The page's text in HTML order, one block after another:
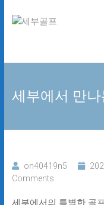
세
프
24
무
료
세부에서 만
on40419n5
Comments
세부에서의 특별한 골